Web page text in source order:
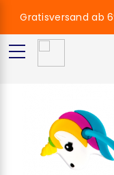
Gratisversand ab